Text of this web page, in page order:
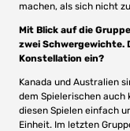
machen, als sich nicht
Mit Blick auf die
zwei Schwergewichte.
Konstellation ein?
Kanada und Australien
dem Spielerischen
diesen Spielen einfach
Einheit. Im letzten